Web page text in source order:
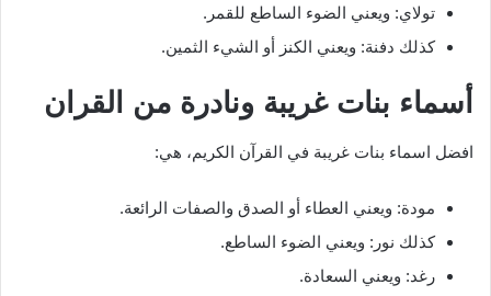
تولاي: ويعني الضوء الساطع للقمر.
كذلك دفنة: ويعني الكنز أو الشيء الثمين.
أسماء بنات غريبة ونادرة من القران
افضل اسماء بنات غريبة في القرآن الكريم، هي:
مودة: ويعني العطاء أو الصدق والصفات الرائعة.
كذلك نور: ويعني الضوء الساطع.
رغد: ويعني السعادة.